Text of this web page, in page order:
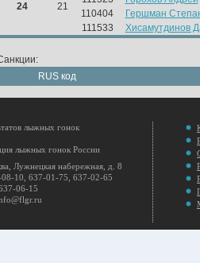
24 21
110404
Гершман
111533
Хисамутдинов
RUS код
лыжных гонок
лыжных гонок России
Лужнецкая набережная, д. 8
10, 637-01-75, 637-02-65
06-15